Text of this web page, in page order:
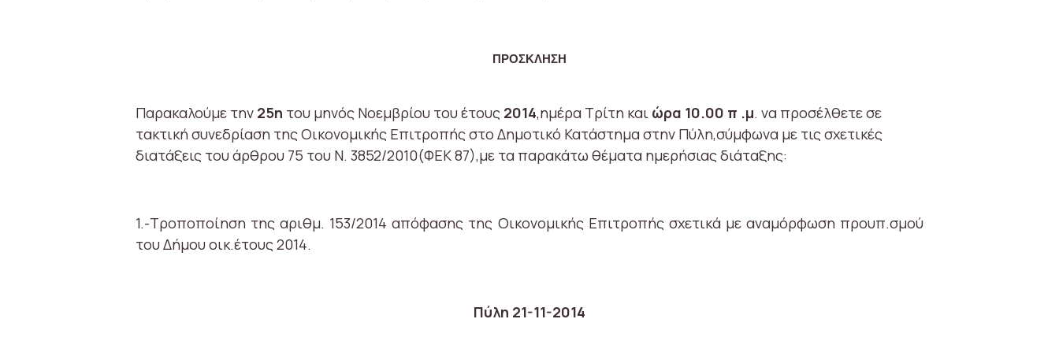
ΠΡΟΣΚΛΗΣΗ
Παρακαλούμε την 25η του μηνός Νοεμβρίου του έτους 2014,ημέρα Τρίτη και ώρα 10.00 π .μ. να προσέλθετε σε
τακτική συνεδρίαση της Οικονομικής Επιτροπής στο Δημοτικό Κατάστημα στην Πύλη,σύμφωνα με τις σχετικές
διατάξεις του άρθρου 75 του Ν. 3852/2010(ΦΕΚ 87),με τα παρακάτω θέματα ημερήσιας διάταξης:
1.-Τροποποίηση της αριθμ. 153/2014 απόφασης της Οικονομικής Επιτροπής σχετικά με αναμόρφωση προυπ.σμού
του Δήμου οικ.έτους 2014.
Πύλη 21-11-2014